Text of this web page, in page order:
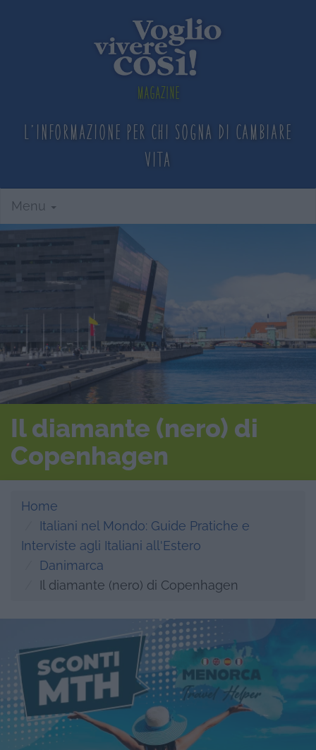
Magazine
L'informazione per chi sogna di cambiare
vita
Menu
Il diamante (nero) di
Copenhagen
Home
Italiani nel Mondo: Guide Pratiche e
Interviste agli Italiani all'Estero
Danimarca
Il diamante (nero) di Copenhagen